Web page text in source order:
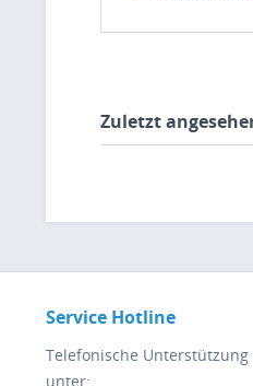
Zuletzt
Service Hotline
Telefonische
unter: